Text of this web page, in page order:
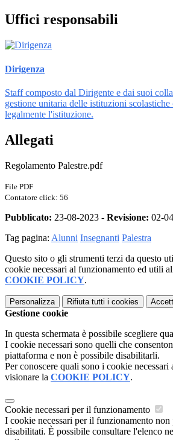
Uffici responsabili
Dirigenza
Staff composto dal Dirigente e dai suoi
gestione unitaria delle istituzioni scolastiche
legalmente l'istituzione.
Allegati
Regolamento Palestre.pdf
File PDF
Contatore click: 56
Pubblicato: 23-08-2023 - Revisione: 02-
Tag pagina: Alunni Insegnanti Palestra
Questo sito o gli strumenti terzi da questo
cookie necessari al funzionamento ed utili
COOKIE POLICY.
Personalizza Rifiuta tutti i cookies
Gestione cookie
In questa schermata è possibile scegliere
I cookie necessari sono quelli che
piattaforma e non è possibile disabilitarli.
Per conoscere quali sono i cookie
visionare la COOKIE POLICY.
Cookie necessari per il funzionamento
I cookie necessari per il funzionamento non
disabilitati. È possibile consultare l'elenco